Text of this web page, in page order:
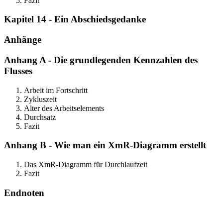
Kapitel 14 - Ein Abschiedsgedanke
Anhänge
Anhang A - Die grundlegenden Kennzahlen des
Flusses
Arbeit im Fortschritt
Zykluszeit
Alter des Arbeitselements
Durchsatz
Fazit
Anhang B - Wie man ein XmR-Diagramm erstellt
Das XmR-Diagramm für Durchlaufzeit
Fazit
Endnoten